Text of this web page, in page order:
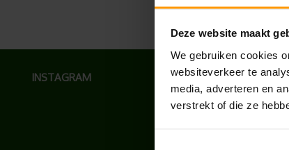
Deze website maakt
We gebruiken cookies
websiteverkeer te
media, adverteren en
verstrekt of die ze
INSTAGRAM